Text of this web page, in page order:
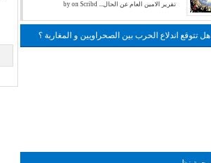
تقرير الامين العام عن الحال... by on Scribd
هل تتوقع اندلاع الحرب بين الصحراويين و المغاربة ؟